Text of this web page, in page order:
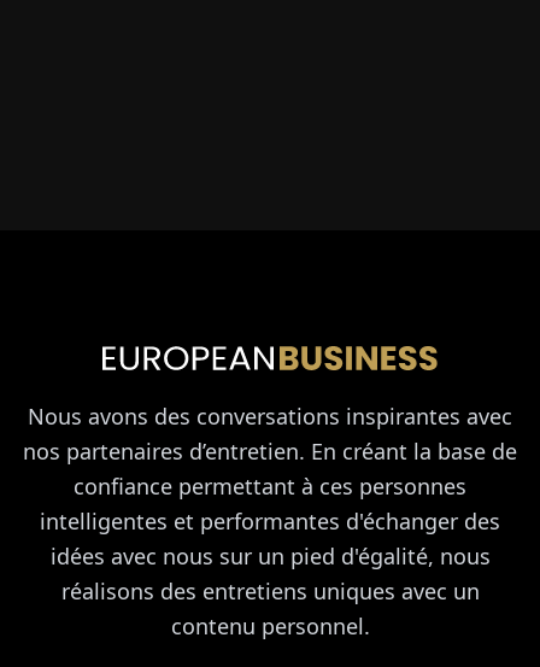
Nous avons des conversations inspirantes avec
nos partenaires d’entretien. En créant la base de
confiance permettant à ces personnes
intelligentes et performantes d'échanger des
idées avec nous sur un pied d'égalité, nous
réalisons des entretiens uniques avec un
contenu personnel.